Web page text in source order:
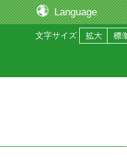
Language
文字サイズ